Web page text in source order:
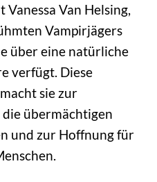
Van Helsing,
Vampirjägers
über eine natürliche
verfügt. Diese
sie zur
übermächtigen
und zur Hoffnung für